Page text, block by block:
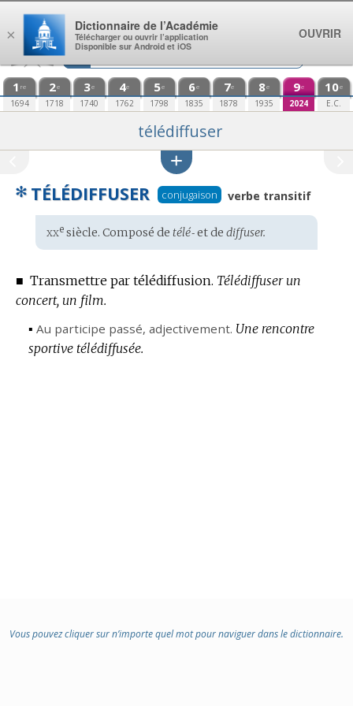
Aller au contenu
1 re
1694
2e
1718
3e
1740
4e
1762
5e
1798
6e
1835
7e
1878
8e
1935
9e
2024
10e
E.C.
télédiffuser
✻ TÉLÉDIFFUSER conjugaison verbe transitif
Étymologie
:
xxesiècle. Composé de télé‑et de diffuser.
■ Transmettre par télédiffusion. Télédiffuser un
concert, un film.
▪ Au participe passé, adjectivement. Une rencontre
sportive télédiffusée.
Vous pouvez cliquer sur n’importe quel mot pour naviguer dans le dictionnaire.
×
Dictionnaire de l’Académie
Télécharger ou ouvrir l’application
Disponible sur Android et iOS
OUVRIR